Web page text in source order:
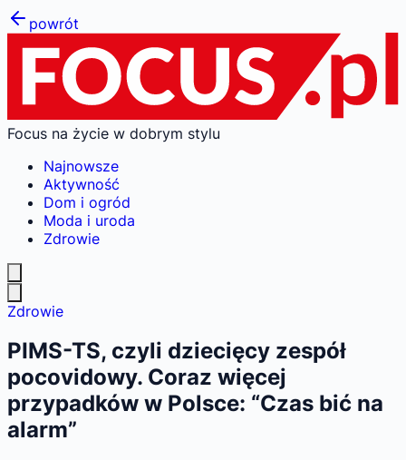
powrót
Focus na życie w dobrym stylu
Najnowsze
Aktywność
Dom i ogród
Moda i uroda
Zdrowie
Zdrowie
PIMS-TS, czyli dziecięcy zespół
pocovidowy. Coraz więcej
przypadków w Polsce: “Czas bić na
alarm”